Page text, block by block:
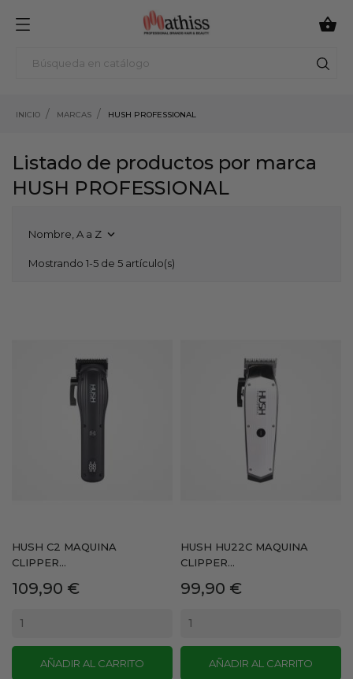

INICIO MARCAS HUSH PROFESSIONAL
Listado de productos por marca
HUSH PROFESSIONAL
Nombre, A a Z 
Mostrando 1-5 de 5 artículo(s)
HUSH C2 MAQUINA
CLIPPER...
Precio
109,90 €
AÑADIR AL CARRITO
HUSH HU22C MAQUINA
CLIPPER...
Precio
99,90 €
AÑADIR AL CARRITO